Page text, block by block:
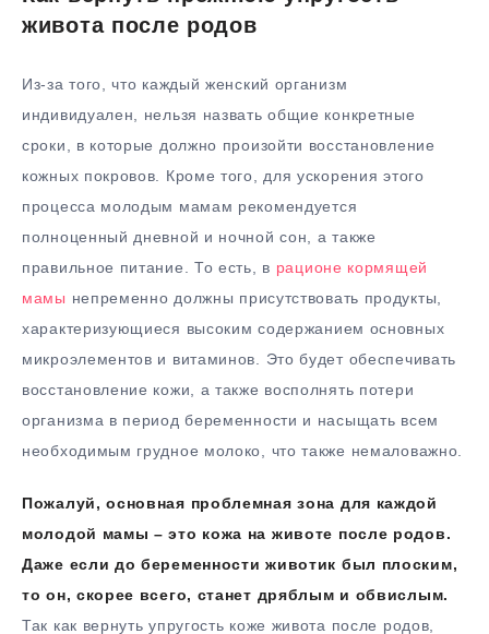
живота после родов
Из-за того, что каждый женский организм
индивидуален, нельзя назвать общие конкретные
сроки, в которые должно произойти восстановление
кожных покровов. Кроме того, для ускорения этого
процесса молодым мамам рекомендуется
полноценный дневной и ночной сон, а также
правильное питание. То есть, в рационе кормящей
мамы непременно должны присутствовать продукты,
характеризующиеся высоким содержанием основных
микроэлементов и витаминов. Это будет обеспечивать
восстановление кожи, а также восполнять потери
организма в период беременности и насыщать всем
необходимым грудное молоко, что также немаловажно.
Пожалуй, основная проблемная зона для каждой
молодой мамы – это кожа на животе после родов.
Даже если до беременности животик был плоским,
то он, скорее всего, станет дряблым и обвислым.
Так как вернуть упругость коже живота после родов,